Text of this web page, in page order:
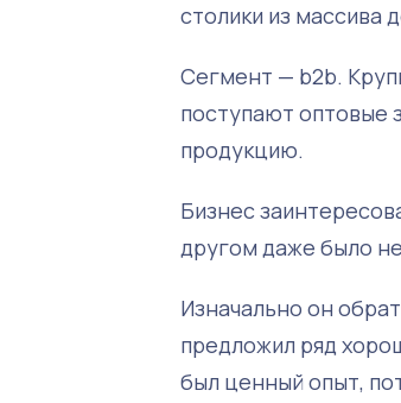
столики из массива
Сегмент — b2b.
поступают оптовые
продукцию.
Бизнес
другом даже было
Изначально он
предложил ряд
был ценный опыт,